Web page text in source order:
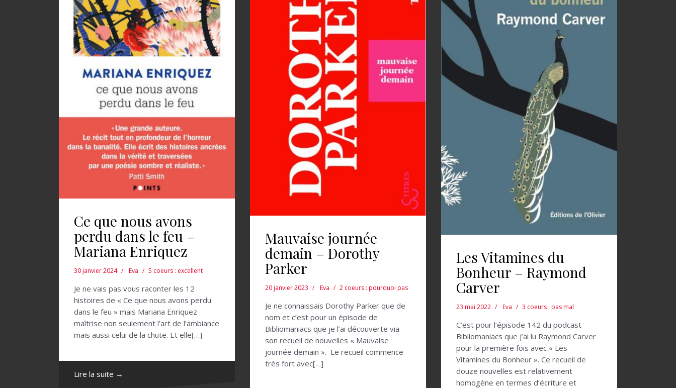
Ce que nous avons
perdu dans le feu –
Mariana Enriquez
30 janvier 2024 Eva 5 coeurs : excellent
Je ne vais pas vous raconter les 12
histoires de « Ce que nous avons perdu
dans le feu » mais Mariana Enriquez
maîtrise non seulement l’art de l’ambiance
mais aussi celui de la chute. Et elle[…]
Lire la suite →
Mauvaise journée
demain – Dorothy
Parker
20 janvier 2023 Eva 2 coeurs : pourquoi pas
Je ne connaissais Dorothy Parker que de
nom et c’est pour un épisode de
Bibliomaniacs que je l’ai découverte via
son recueil de nouvelles « Mauvaise
journée demain ». Le recueil commence
très fort avec[…]
Les Vitamines du
Bonheur – Raymond
Carver
23 mai 2022 Eva 3 coeurs : pas mal
C’est pour l’épisode 142 du podcast
Bibliomaniacs que j’ai lu Raymond Carver
pour la première fois avec « Les
Vitamines du Bonheur ». Ce recueil de
douze nouvelles est relativement
homogène en termes d’écriture et